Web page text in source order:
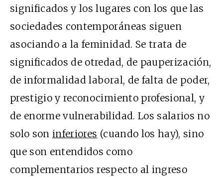
significados y los lugares con los que las
sociedades contemporáneas siguen
asociando a la feminidad. Se trata de
significados de otredad, de pauperización,
de informalidad laboral, de falta de poder,
prestigio y reconocimiento profesional, y
de enorme vulnerabilidad. Los salarios no
solo son inferiores (cuando los hay), sino
que son entendidos como
complementarios respecto al ingreso